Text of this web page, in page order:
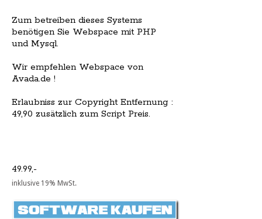
Zum betreiben dieses Systems
benötigen Sie Webspace mit PHP
und Mysql.
Wir empfehlen Webspace von
Avada.de !
Erlaubniss zur Copyright Entfernung :
49,90 zusätzlich zum Script Preis.
49.99,-
inklusive 19% MwSt.